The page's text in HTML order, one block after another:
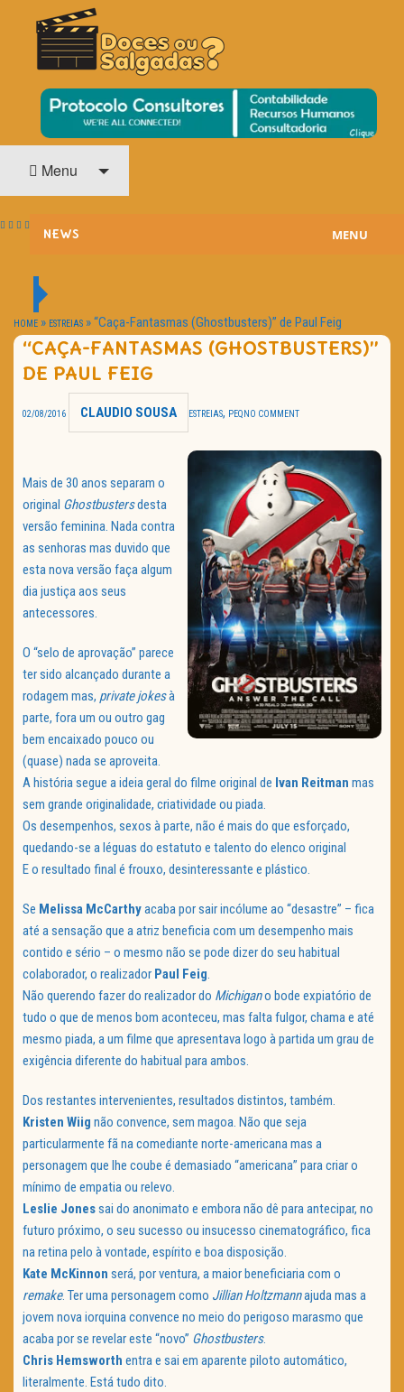
DOCES OU SALGADAS?
O Cinema? Uma Paixão!!
Menu
NEWS
PASSATEMPOS
HOME CINEMA
NOTA PESSOAL
TRAILER DO DIA
MENU
HOME » ESTREIAS »“Caça-Fantasmas (Ghostbusters)” de Paul Feig
“CAÇA-FANTASMAS (GHOSTBUSTERS)”
DE PAUL FEIG
02/08/2016 CLAUDIO SOUSA ESTREIAS, PEQ NO COMMENT
Mais de 30 anos separam o
original Ghostbustersdesta
versão feminina. Nada contra
as senhoras mas duvido que
esta nova versão faça algum
dia justiça aos seus
antecessores.
O “selo de aprovação” parece
ter sido alcançado durante a
rodagem mas, private jokesà
parte, fora um ou outro gag
bem encaixado pouco ou
(quase) nada se aproveita.
A história segue a ideia geral do filme original de Ivan Reitman mas
sem grande originalidade, criatividade ou piada.
Os desempenhos, sexos à parte, não é mais do que esforçado,
quedando-se a léguas do estatuto e talento do elenco original
E o resultado final é frouxo, desinteressante e plástico.
Se Melissa McCarthyacaba por sair incólume ao “desastre” – fica
até a sensação que a atriz beneficia com um desempenho mais
contido e sério – o mesmo não se pode dizer do seu habitual
colaborador, o realizador Paul Feig.
Não querendo fazer do realizador do Michigano bode expiatório de
tudo o que de menos bom aconteceu, mas falta fulgor, chama e até
mesmo piada, a um filme que apresentava logo à partida um grau de
exigência diferente do habitual para ambos.
Dos restantes intervenientes, resultados distintos, também.
Kristen Wiig não convence, sem magoa. Não que seja
particularmente fã na comediante norte-americana mas a
personagem que lhe coube é demasiado “americana” para criar o
mínimo de empatia ou relevo.
Leslie Jonessai do anonimato e embora não dê para antecipar, no
futuro próximo, o seu sucesso ou insucesso cinematográfico, fica
na retina pelo à vontade, espírito e boa disposição.
Kate McKinnon será, por ventura, a maior beneficiaria com o
remake. Ter uma personagem como Jillian Holtzmannajuda mas a
jovem nova iorquina convence no meio do perigoso marasmo que
acaba por se revelar este “novo” Ghostbusters.
Chris Hemsworth entra e sai em aparente piloto automático,
literalmente. Está tudo dito.